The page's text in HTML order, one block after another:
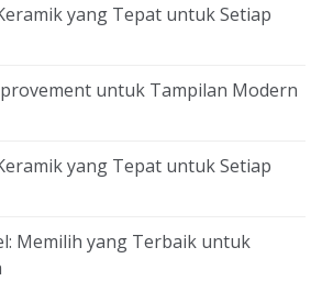
yang Tepat untuk Setiap
untuk Tampilan Modern
yang Tepat untuk Setiap
Memilih yang Terbaik untuk